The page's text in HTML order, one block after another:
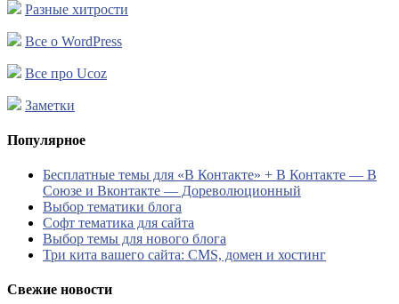
Разные хитрости
Все о WordPress
Все про Ucoz
Заметки
Популярное
Бесплатные темы для «В Контакте» + В Контакте — В
Союзе и Вконтакте — Дореволюционный
Выбор тематики блога
Софт тематика для сайта
Выбор темы для нового блога
Три кита вашего сайта: CMS, домен и хостинг
Свежие новости